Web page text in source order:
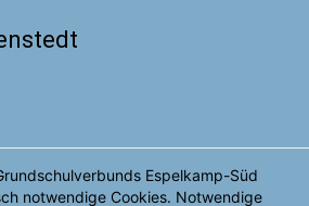
Espelkamp-Süd
notwendige Cookies. Notwendige